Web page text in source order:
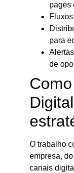
pages
para
de
O trabalho
empresa,
canais